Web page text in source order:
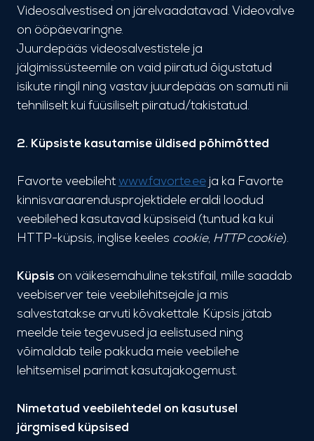
Videosalvestised on järelvaadatavad. Videovalve
on ööpäevaringne.
Juurdepääs videosalvestistele ja
jälgimissüsteemile on vaid piiratud õigustatud
isikute ringil ning vastav juurdepääs on samuti nii
tehniliselt kui füüsiliselt piiratud/takistatud.
2. Küpsiste kasutamise üldised põhimõtted
Favorte veebilehtwww.favorte.ee ja ka Favorte
kinnisvaraarendusprojektidele eraldi loodud
veebilehed kasutavad küpsiseid (tuntud ka kui
HTTP-küpsis, inglise keeles cookie, HTTP cookie).
Küpsis on väikesemahuline tekstifail, mille saadab
veebiserver teie veebilehitsejale ja mis
salvestatakse arvuti kõvakettale. Küpsis jätab
meelde teie tegevused ja eelistused ning
võimaldab teile pakkuda meie veebilehe
lehitsemisel parimat kasutajakogemust.
Nimetatud veebilehtedel on kasutusel
järgmised küpsised